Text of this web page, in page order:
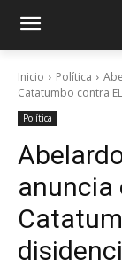
Inicio Política
Catatumbo contra
Política
anuncia